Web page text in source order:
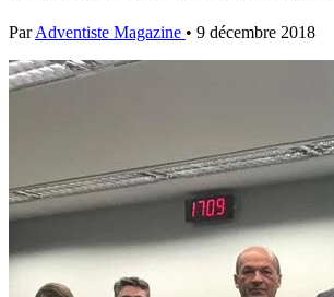
Par Adventiste Magazine • 9 décembre 2018